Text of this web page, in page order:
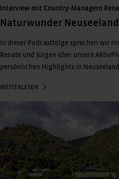
Interview mit Country-Managern
Naturwunder Neuseeland
In dieser Podcastfolge sprechen wir
Renate und Jürgen über unsere
persönlichen Highlights in
WEITERLESEN